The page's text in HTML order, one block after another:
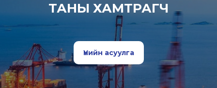
ТАНЫ ХАМТРАГЧ
Үнийн асуулга